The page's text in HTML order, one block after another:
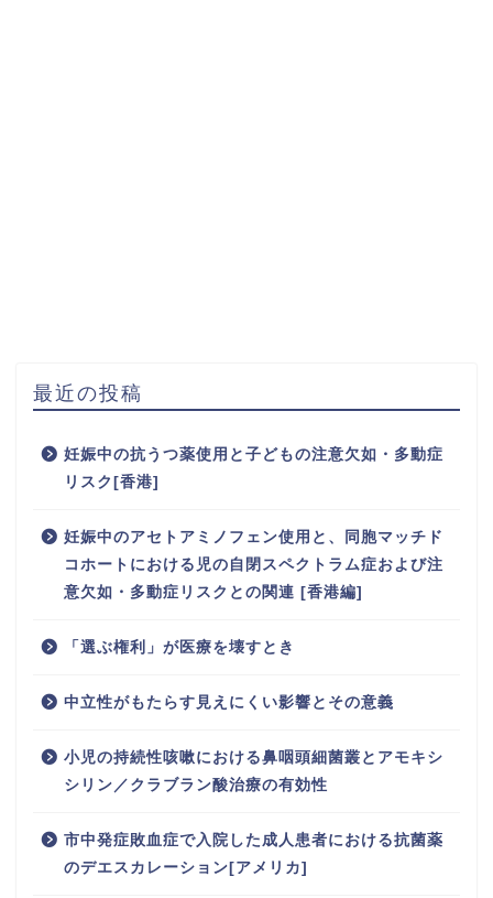
最近の投稿
妊娠中の抗うつ薬使用と子どもの注意欠如・多動症
リスク[香港]
妊娠中のアセトアミノフェン使用と、同胞マッチド
コホートにおける児の自閉スペクトラム症および注
意欠如・多動症リスクとの関連 [香港編]
「選ぶ権利」が医療を壊すとき
中立性がもたらす見えにくい影響とその意義
小児の持続性咳嗽における鼻咽頭細菌叢とアモキシ
シリン／クラブラン酸治療の有効性
市中発症敗血症で入院した成人患者における抗菌薬
のデエスカレーション[アメリカ]